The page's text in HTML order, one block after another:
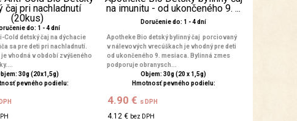
čaj pri nachladnutí
(20kus)
do: 1 - 4 dní
Cold detský čaj na dýchacie
sa pre deti pri nachladnutí.
je vhodná v období zvýšeného
30g (20x1,5g)
pevného podielu:
na imunitu - od ukončeného 9. ...
Doručenie do: 1 - 4 dní
Apotheke Bio detský bylinný čaj porciovaný
v nálevových vrecúškach je vhodný pre deti
od ukončeného 9. mesiaca. Bylinná zmes
podporuje obranysch...
Objem: 30g (20 x 1,5g)
Hmotnosť pevného podielu:
4.90 € s DPH
4.12 € bez DPH